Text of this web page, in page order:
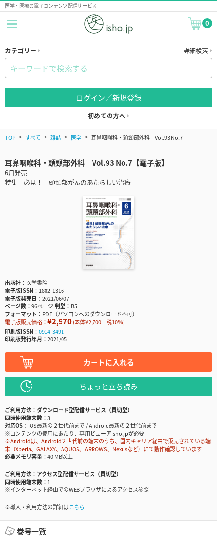
医学・医療の電子コンテンツ配信サービス
0
カテゴリー 詳細検索
ログイン／新規登録
初めての方へ
TOP すべて 雑誌 医学 耳鼻咽喉科・頭頸部外科 Vol.93 No.7
耳鼻咽喉科・頭頸部外科 Vol.93 No.7【電子版】
6月発売
特集 必見！ 頭頸部がんのあたらしい治療
出版社
医学書院
電子版ISSN
1882-1316
電子版発売日
2021/06/07
ページ数
96ページ判型
B5
フォーマット
PDF（パソコンへのダウンロード不可）
電子版販売価格： ¥2,970(本体¥2,700＋税10％)
印刷版ISSN
0914-3491
印刷版発行年月
2021/05
カートに入れる
ちょっと立ち読み
ご利用方法
ダウンロード型配信サービス（買切型）
同時使用端末数
3
対応OS
iOS最新の２世代前まで / Android最新の２世代前まで
※コンテンツの使用にあたり、専用ビューアisho.jpが必要
※Androidは、Android２世代前の端末のうち、国内キャリア経由で販売されている端
末（Xperia、GALAXY、AQUOS、ARROWS、Nexusなど）にて動作確認しています
必要メモリ容量
40 MB以上
ご利用方法
アクセス型配信サービス（買切型）
同時使用端末数
1
※インターネット経由でのWEBブラウザによるアクセス参照
※導入・利用方法の詳細はこちら
巻号一覧